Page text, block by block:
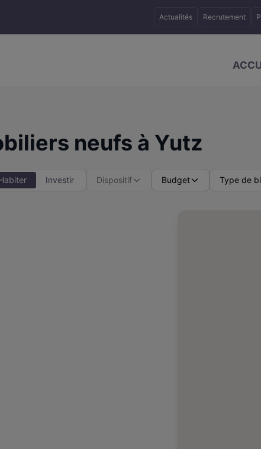
Actualités Recrutement
neufs à Yutz
Investir Dispositif Budget Type de